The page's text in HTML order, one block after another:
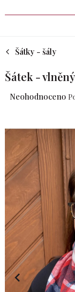
na
Šátky - šály
Šátek -
Průměrné
0,0
hvězdiček.
Neohodnoceno